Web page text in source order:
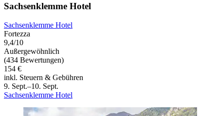
Sachsenklemme Hotel
Sachsenklemme Hotel
Fortezza
9,4/10
Außergewöhnlich
(434 Bewertungen)
154 €
inkl. Steuern & Gebühren
9. Sept.–10. Sept.
Sachsenklemme Hotel